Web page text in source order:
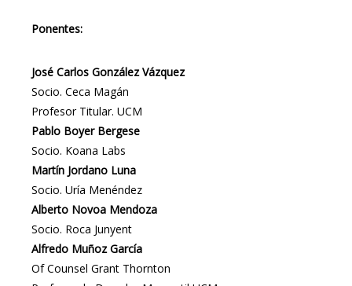
Ponentes:
José Carlos González Vázquez
Socio. Ceca Magán
Profesor Titular. UCM
Pablo Boyer Bergese
Socio. Koana Labs
Martín Jordano Luna
Socio. Uría Menéndez
Alberto Novoa Mendoza
Socio. Roca Junyent
Alfredo Muñoz García
Of Counsel Grant Thornton